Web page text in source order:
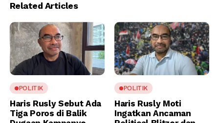
Related Articles
POLITIK
Haris Rusly Sebut Ada
Tiga Poros di Balik
POLITIK
Haris Rusly Moti
Ingatkan Ancaman